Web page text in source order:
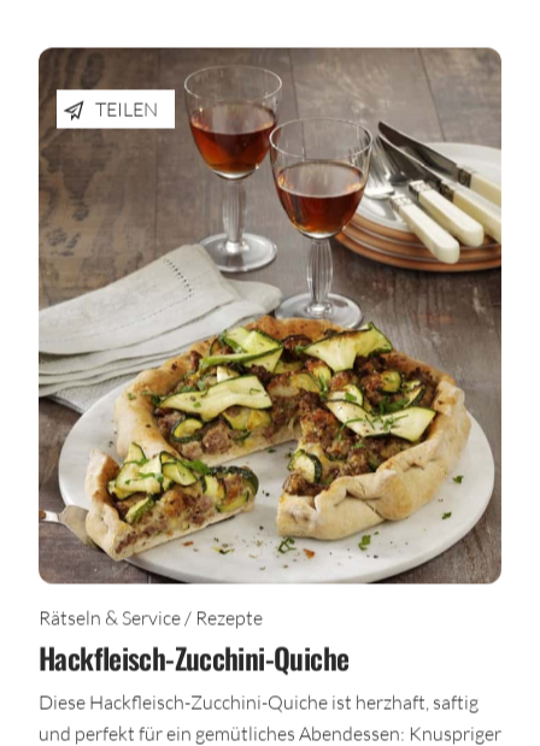
TEILEN
Rätseln & Service / Rezepte
Hackfleisch-Zucchini-Quiche
Diese Hackfleisch-Zucchini-Quiche ist herzhaft, saftig
und perfekt für ein gemütliches Abendessen: Knuspriger